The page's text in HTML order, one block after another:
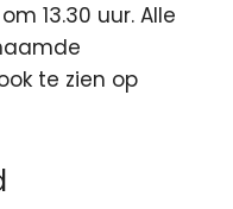
13.30 uur. Alle
te zien op